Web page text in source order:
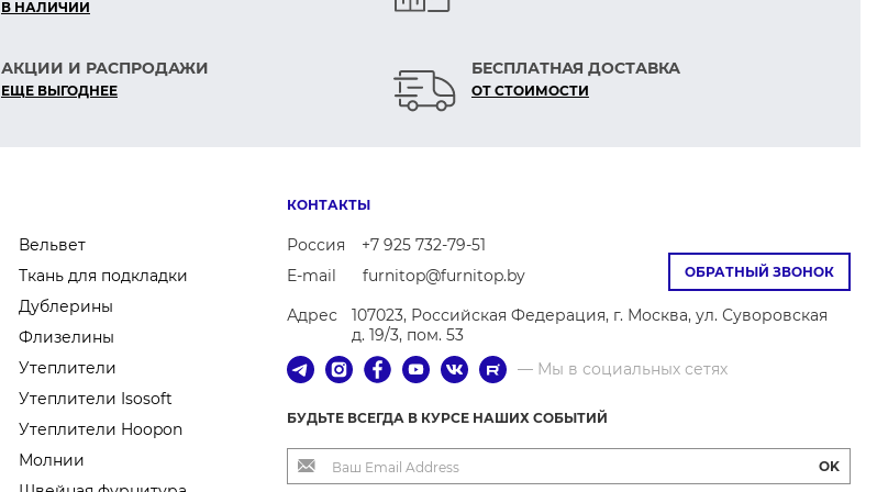
В НАЛИЧИИ
АКЦИИ И РАСПРОДАЖИ
ЕЩЕ ВЫГОДНЕЕ
БЕСПЛАТНАЯ ДОСТАВКА
ОТ СТОИМОСТИ
Вельвет
Ткань для подкладки
Дублерины
Флизелины
Утеплители
Утеплители Isosoft
Утеплители Hoopon
Молнии
ОБРАТНЫЙ ЗВОНОК
КОНТАКТЫ
Россия
+7 925 732-79-51
E-mail
furnitop@furnitop.by
Адрес
107023, Российская Федерация, г. Москва, ул. Суворовская
д. 19/3, пом. 53
— Мы в социальных сетях
БУДЬТЕ ВСЕГДА В КУРСЕ НАШИХ СОБЫТИЙ
OK